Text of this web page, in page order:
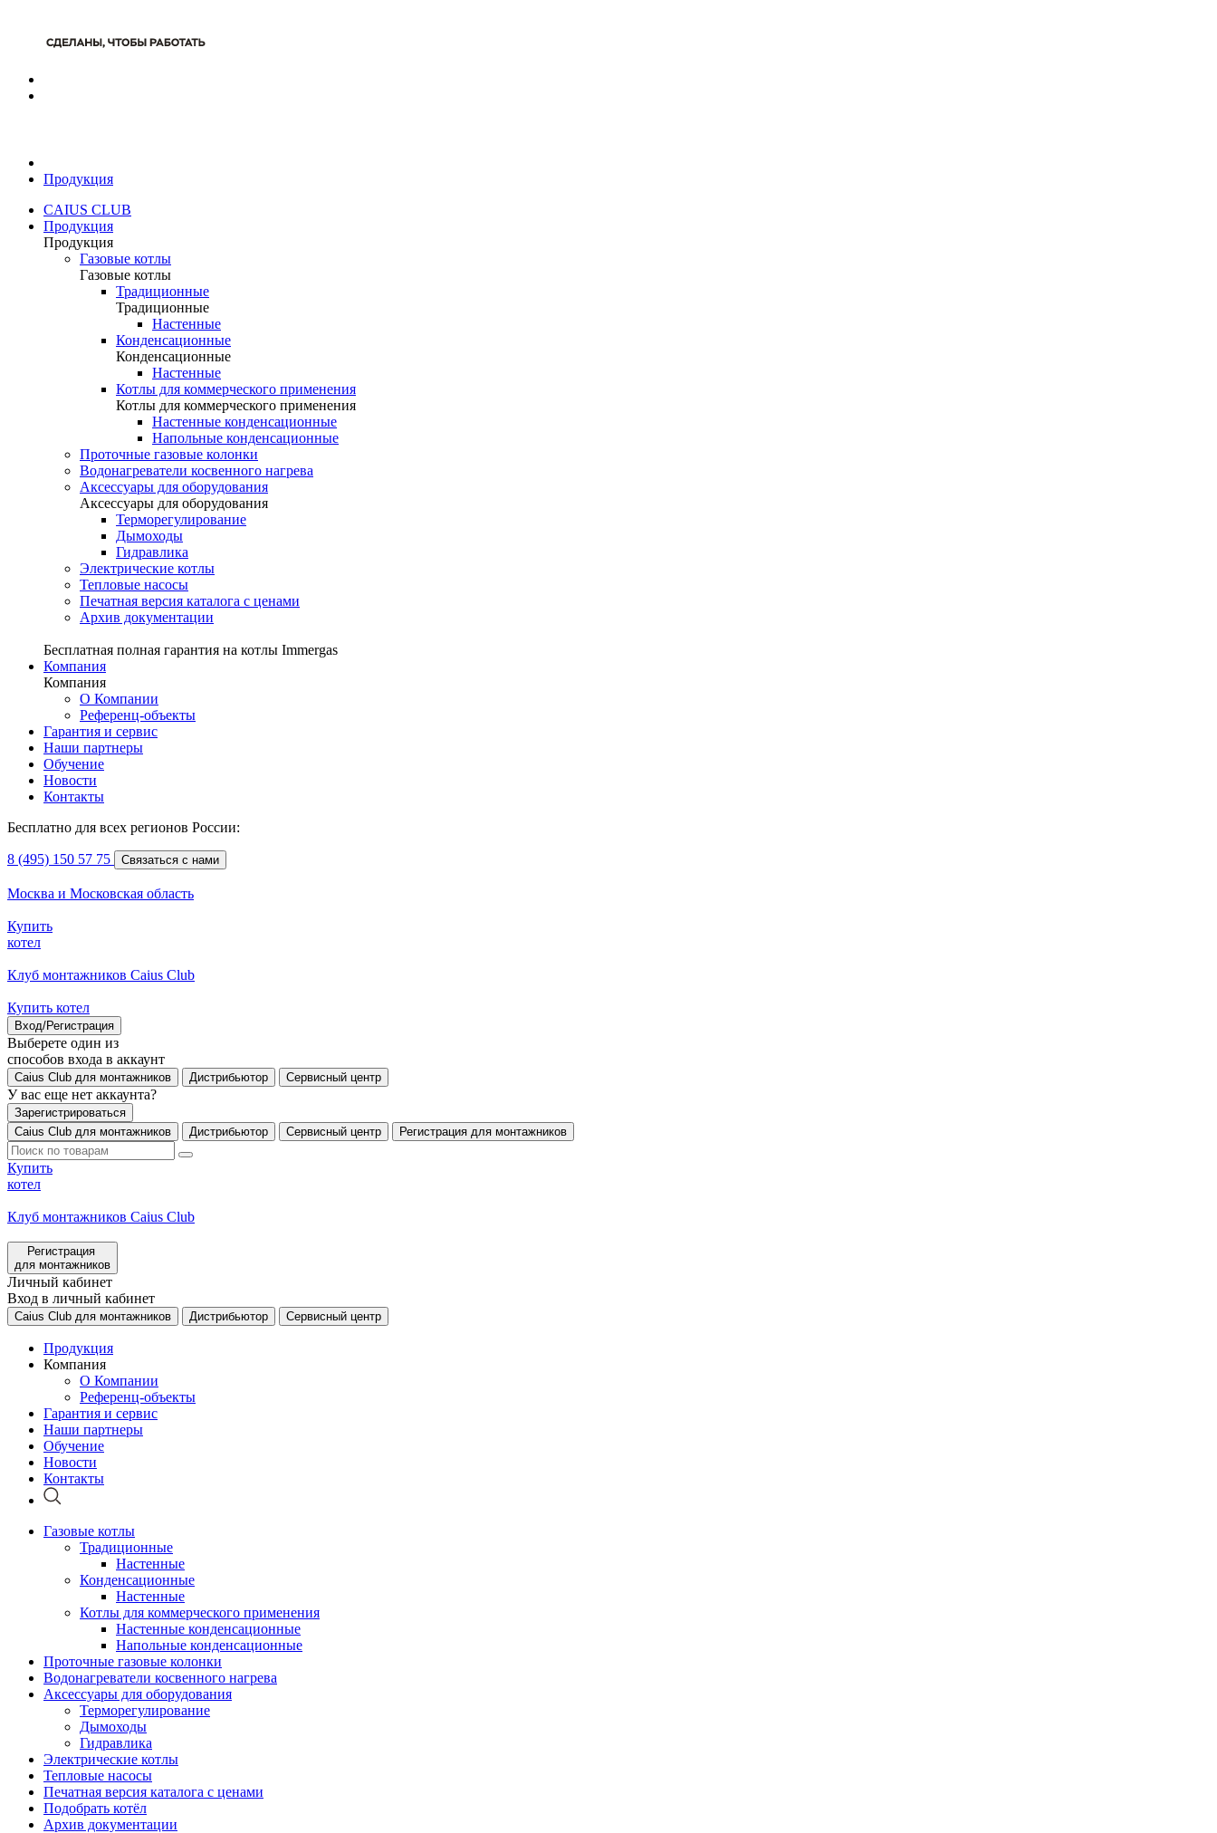
Продукция
CAIUS CLUB
Продукция
Продукция
Газовые котлы
Газовые котлы
Традиционные
Традиционные
Настенные
Конденсационные
Конденсационные
Настенные
Котлы для коммерческого применения
Котлы для коммерческого применения
Настенные конденсационные
Напольные конденсационные
Проточные газовые колонки
Водонагреватели косвенного нагрева
Аксессуары для оборудования
Аксессуары для оборудования
Терморегулирование
Дымоходы
Гидравлика
Электрические котлы
Тепловые насосы
Печатная версия каталога с ценами
Архив документации
Бесплатная полная гарантия на котлы Immergas
Компания
Компания
О Компании
Референц-объекты
Гарантия и сервис
Наши партнеры
Обучение
Новости
Контакты
Бесплатно для всех регионов России:
8 (495) 150 57 75 Связаться с нами
Москва и Московская область
Купить
котел
Клуб монтажников Caius Club
Купить котел
Вход/Регистрация
Выберете один из
способов входа в аккаунт
Caius Club для монтажников Дистрибьютор Сервисный центр
У вас еще нет аккаунта?
Зарегистрироваться
Caius Club для монтажников
Дистрибьютор Сервисный центр Регистрация для монтажников
Купить
котел
Клуб монтажников Caius Club
Регистрация
для монтажников
Личный кабинет
Вход в личный кабинет
Caius Club для монтажников Дистрибьютор Сервисный центр
Продукция
Компания
О Компании
Референц-объекты
Гарантия и сервис
Наши партнеры
Обучение
Новости
Контакты
Газовые котлы
Традиционные
Настенные
Конденсационные
Настенные
Котлы для коммерческого применения
Настенные конденсационные
Напольные конденсационные
Проточные газовые колонки
Водонагреватели косвенного нагрева
Аксессуары для оборудования
Терморегулирование
Дымоходы
Гидравлика
Электрические котлы
Тепловые насосы
Печатная версия каталога с ценами
Подобрать котёл
Архив документации